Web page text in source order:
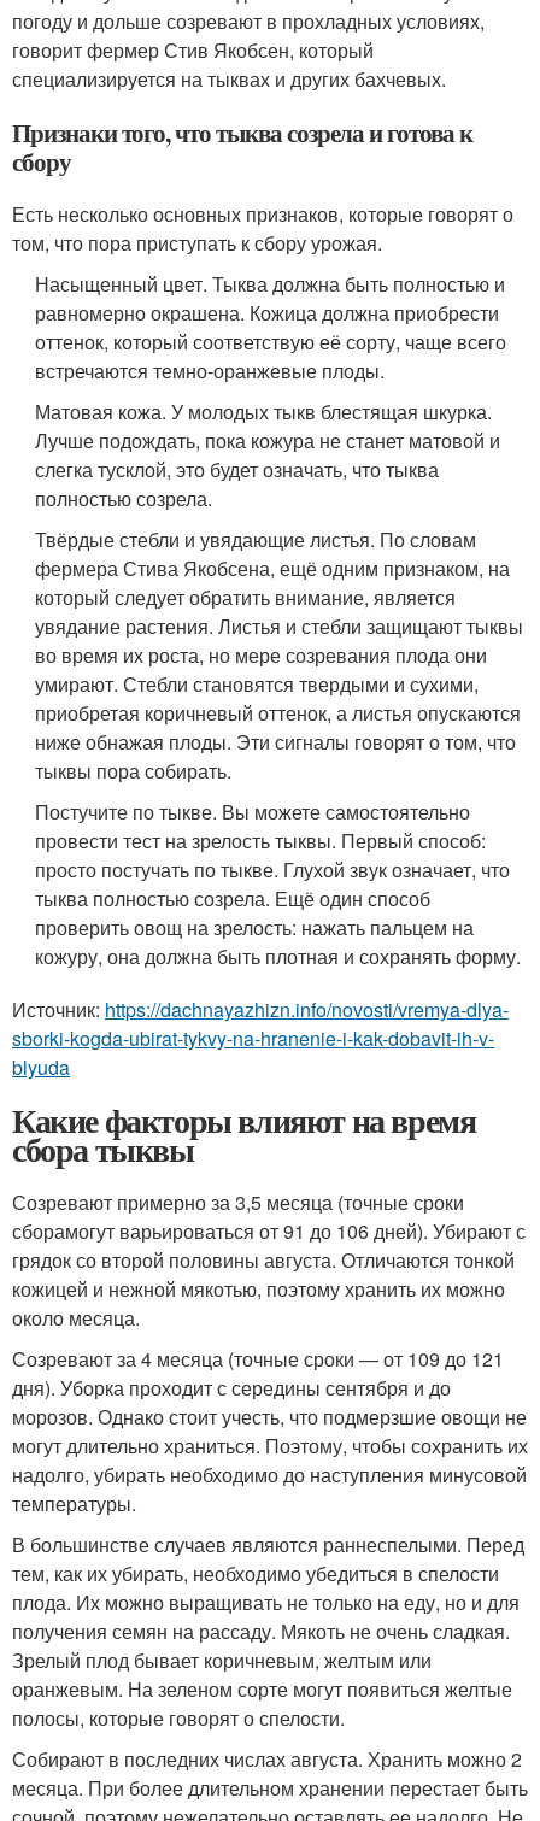
погоду и дольше созревают в прохладных условиях,
говорит фермер Стив Якобсен, который
специализируется на тыквах и других бахчевых.
Признаки того, что тыква созрела и готова к
сбору
Есть несколько основных признаков, которые говорят о
том, что пора приступать к сбору урожая.
Насыщенный цвет. Тыква должна быть полностью и
равномерно окрашена. Кожица должна приобрести
оттенок, который соответствую её сорту, чаще всего
встречаются темно-оранжевые плоды.
Матовая кожа. У молодых тыкв блестящая шкурка.
Лучше подождать, пока кожура не станет матовой и
слегка тусклой, это будет означать, что тыква
полностью созрела.
Твёрдые стебли и увядающие листья. По словам
фермера Стива Якобсена, ещё одним признаком, на
который следует обратить внимание, является
увядание растения. Листья и стебли защищают тыквы
во время их роста, но мере созревания плода они
умирают. Стебли становятся твердыми и сухими,
приобретая коричневый оттенок, а листья опускаются
ниже обнажая плоды. Эти сигналы говорят о том, что
тыквы пора собирать.
Постучите по тыкве. Вы можете самостоятельно
провести тест на зрелость тыквы. Первый способ:
просто постучать по тыкве. Глухой звук означает, что
тыква полностью созрела. Ещё один способ
проверить овощ на зрелость: нажать пальцем на
кожуру, она должна быть плотная и сохранять форму.
Источник: https://dachnayazhizn.info/novosti/vremya-dlya-
sborki-kogda-ubirat-tykvy-na-hranenie-i-kak-dobavit-ih-v-
blyuda
Какие факторы влияют на время
сбора тыквы
Созревают примерно за 3,5 месяца (точные сроки
сборамогут варьироваться от 91 до 106 дней). Убирают с
грядок со второй половины августа. Отличаются тонкой
кожицей и нежной мякотью, поэтому хранить их можно
около месяца.
Созревают за 4 месяца (точные сроки — от 109 до 121
дня). Уборка проходит с середины сентября и до
морозов. Однако стоит учесть, что подмерзшие овощи не
могут длительно храниться. Поэтому, чтобы сохранить их
надолго, убирать необходимо до наступления минусовой
температуры.
В большинстве случаев являются раннеспелыми. Перед
тем, как их убирать, необходимо убедиться в спелости
плода. Их можно выращивать не только на еду, но и для
получения семян на рассаду. Мякоть не очень сладкая.
Зрелый плод бывает коричневым, желтым или
оранжевым. На зеленом сорте могут появиться желтые
полосы, которые говорят о спелости.
Собирают в последних числах августа. Хранить можно 2
месяца. При более длительном хранении перестает быть